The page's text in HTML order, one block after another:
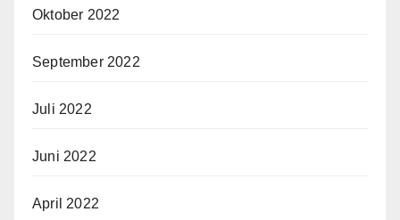
Oktober 2022
September 2022
Juli 2022
Juni 2022
April 2022